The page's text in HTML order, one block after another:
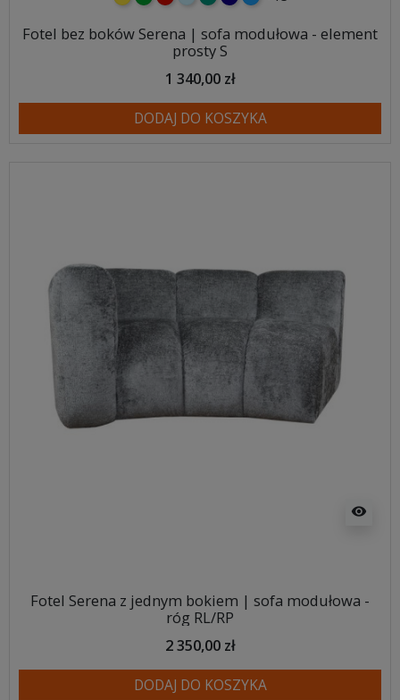
Fotel bez boków Serena | sofa modułowa - element
prosty S
1 340,00 zł
DODAJ DO KOSZYKA
visibility
Fotel Serena z jednym bokiem | sofa modułowa -
róg RL/RP
2 350,00 zł
DODAJ DO KOSZYKA